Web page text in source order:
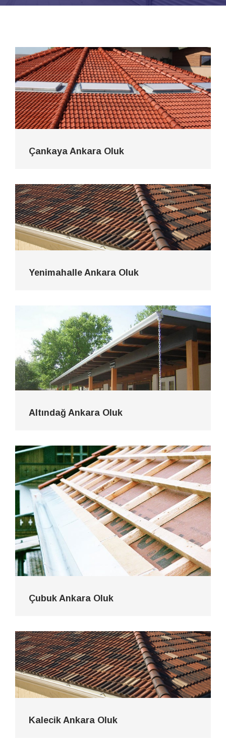
Çankaya Ankara Oluk
Yenimahalle Ankara Oluk
Altındağ Ankara Oluk
Çubuk Ankara Oluk
Kalecik Ankara Oluk